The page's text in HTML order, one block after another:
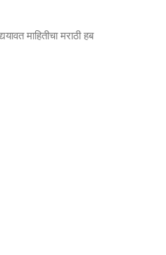
माहितीचा मराठी हब